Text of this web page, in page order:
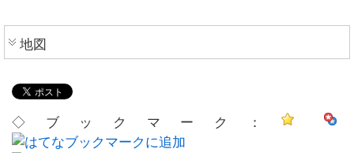
地図
◇ブックマーク：